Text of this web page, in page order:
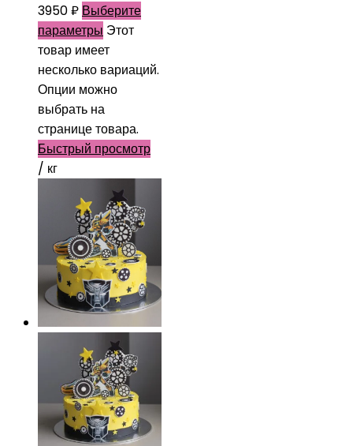
3950₽ Выберите
параметры Этот
товар имеет
несколько вариаций.
Опции можно
выбрать на
странице товара.
Быстрый просмотр
/ кг